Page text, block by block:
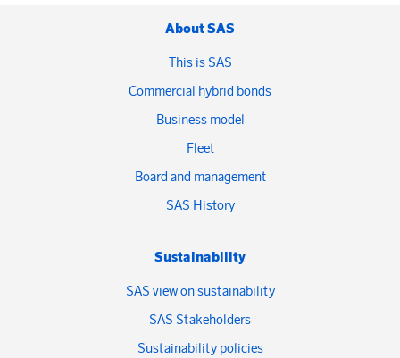
About SAS
This is SAS
Commercial hybrid bonds
Business model
Fleet
Board and management
SAS History
Sustainability
SAS view on sustainability
SAS Stakeholders
Sustainability policies